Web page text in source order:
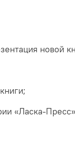
новой
«Ласка-